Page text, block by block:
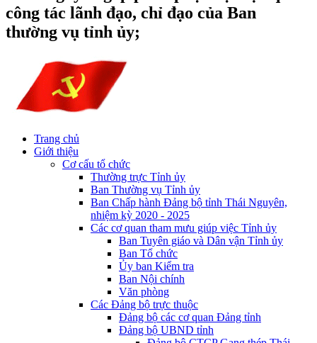
công tác lãnh đạo, chỉ đạo của Ban
thường vụ tỉnh ủy;
Trang chủ
Giới thiệu
Cơ cấu tổ chức
Thường trực Tỉnh ủy
Ban Thường vụ Tỉnh ủy
Ban Chấp hành Đảng bộ tỉnh Thái Nguyên,
nhiệm kỳ 2020 - 2025
Các cơ quan tham mưu giúp việc Tỉnh ủy
Ban Tuyên giáo và Dân vận Tỉnh ủy
Ban Tổ chức
Ủy ban Kiểm tra
Ban Nội chính
Văn phòng
Các Đảng bộ trực thuộc
Đảng bộ các cơ quan Đảng tỉnh
Đảng bộ UBND tỉnh